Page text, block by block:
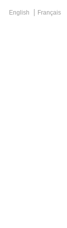
English Français